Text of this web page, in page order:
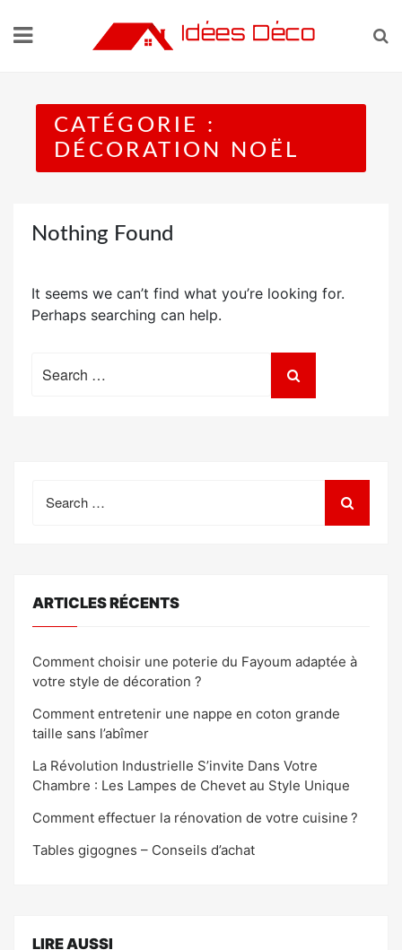
CATÉGORIE :
DÉCORATION NOËL
Nothing Found
It seems we can’t find what you’re looking for.
Perhaps searching can help.
for:
for:
ARTICLES RÉCENTS
Comment choisir une poterie du Fayoum adaptée à
votre style de décoration ?
Comment entretenir une nappe en coton grande
taille sans l’abîmer
La Révolution Industrielle S’invite Dans Votre
Chambre : Les Lampes de Chevet au Style Unique
Comment effectuer la rénovation de votre cuisine ?
Tables gigognes – Conseils d’achat
LIRE AUSSI